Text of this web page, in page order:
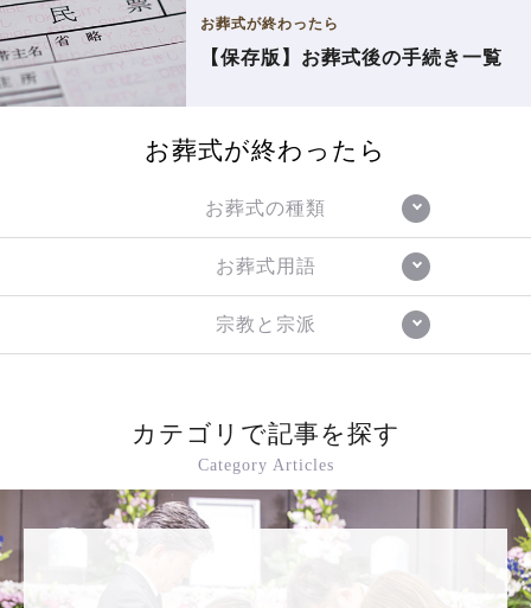
お葬式が終わったら
【保存版】お葬式後の手続き一覧
お葬式が終わったら
お葬式の種類
お葬式用語
宗教と宗派
カテゴリで記事を探す
Category Articles